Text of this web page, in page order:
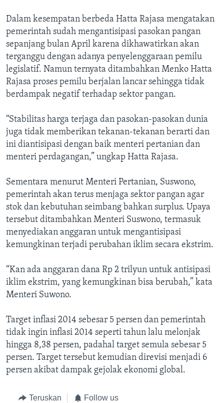
Dalam kesempatan berbeda Hatta Rajasa mengatakan
pemerintah sudah mengantisipasi pasokan pangan
sepanjang bulan April karena dikhawatirkan akan
terganggu dengan adanya penyelenggaraan pemilu
legislatif. Namun ternyata ditambahkan Menko Hatta
Rajasa proses pemilu berjalan lancar sehingga tidak
berdampak negatif terhadap sektor pangan.
“Stabilitas harga terjaga dan pasokan-pasokan dunia
juga tidak memberikan tekanan-tekanan berarti dan
ini diantisipasi dengan baik menteri pertanian dan
menteri perdagangan,” ungkap Hatta Rajasa.
Sementara menurut Menteri Pertanian, Suswono,
pemerintah akan terus menjaga sektor pangan agar
stok dan kebutuhan seimbang bahkan surplus. Upaya
tersebut ditambahkan Menteri Suswono, termasuk
menyediakan anggaran untuk mengantisipasi
kemungkinan terjadi perubahan iklim secara ekstrim.
“Kan ada anggaran dana Rp 2 trilyun untuk antisipasi
iklim ekstrim, yang kemungkinan bisa berubah,” kata
Menteri Suwono.
Target inflasi 2014 sebesar 5 persen dan pemerintah
tidak ingin inflasi 2014 seperti tahun lalu melonjak
hingga 8,38 persen, padahal target semula sebesar 5
persen. Target tersebut kemudian direvisi menjadi 6
persen akibat dampak gejolak ekonomi global.
Teruskan Follow us